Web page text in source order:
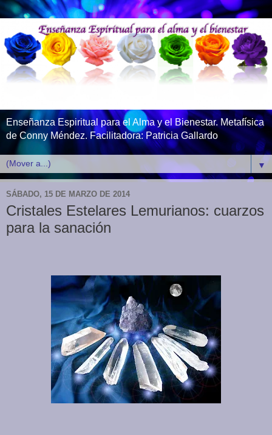
Enseñanza Espiritual para el Alma y el Bienestar. Metafísica
de Conny Méndez. Facilitadora: Patricia Gallardo
▼
SÁBADO, 15 DE MARZO DE 2014
Cristales Estelares Lemurianos: cuarzos
para la sanación